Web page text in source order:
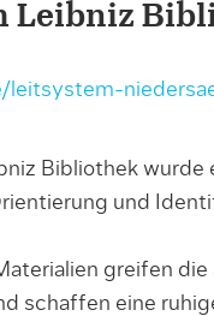
Leibniz
Bibliothek wurde
und
greifen
schaffen eine